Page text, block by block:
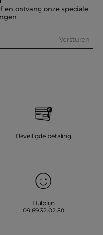
en ontvang onze speciale
Versturen
Beveiligde betaling
Hulplijn
09.69.32.02.50